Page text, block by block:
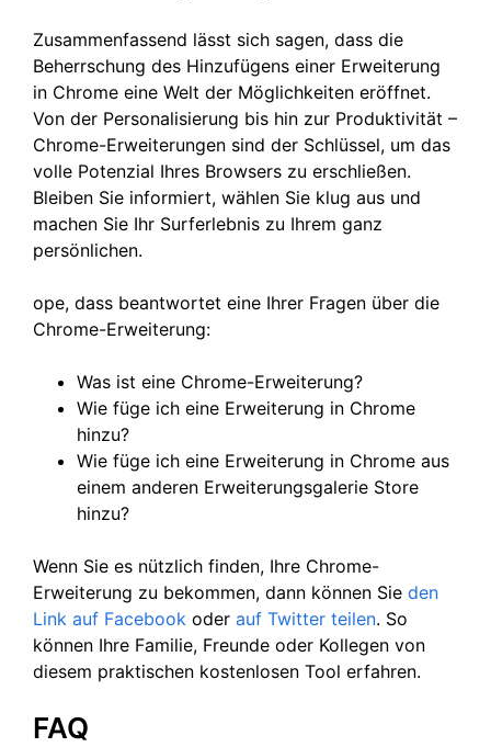
Zusammenfassend lässt sich sagen, dass die
Beherrschung des Hinzufügens einer Erweiterung
in Chrome eine Welt der Möglichkeiten eröffnet.
Von der Personalisierung bis hin zur Produktivität –
Chrome-Erweiterungen sind der Schlüssel, um das
volle Potenzial Ihres Browsers zu erschließen.
Bleiben Sie informiert, wählen Sie klug aus und
machen Sie Ihr Surferlebnis zu Ihrem ganz
persönlichen.
ope, dass beantwortet eine Ihrer Fragen über die
Chrome-Erweiterung:
Was ist eine Chrome-Erweiterung?
Wie füge ich eine Erweiterung in Chrome
hinzu?
Wie füge ich eine Erweiterung in Chrome aus
einem anderen Erweiterungsgalerie Store
hinzu?
Wenn Sie es nützlich finden, Ihre Chrome-
Erweiterung zu bekommen, dann können Sie den
Link auf Facebook oder auf Twitter teilen. So
können Ihre Familie, Freunde oder Kollegen von
diesem praktischen kostenlosen Tool erfahren.
FAQ